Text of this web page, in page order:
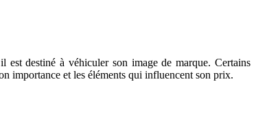
destiné à véhiculer son image de marque. Certains
importance et les éléments qui influencent son prix.